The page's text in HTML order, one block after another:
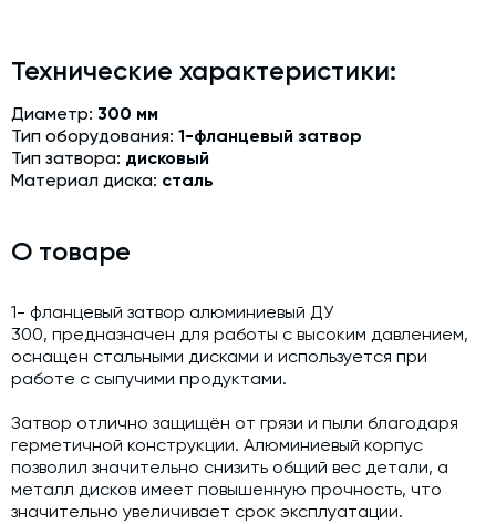
Срочная техпомощь. Онлайн-обследование и ремонт
завода
Доставка, шеф-монтаж и пуско-наладка и обучение
Автоматизированные системы управления (АСУ ТП) любой
Подбор и поставка комплектующих под любой завод
Технический аудит бетонных заводов и производств
Проектирование технологических линий,промышленных
зданий и сооружений
Технические характеристики:
Диаметр: 300 мм
Тип оборудования: 1-фланцевый затвор
Тип затвора: дисковый
Материал диска: сталь
О товаре
1- фланцевый затвор алюминиевый ДУ
300, предназначен для работы с высоким давлением,
оснащен стальными дисками и используется при
работе с сыпучими продуктами.
Затвор отлично защищён от грязи и пыли благодаря
герметичной конструкции. Алюминиевый корпус
позволил значительно снизить общий вес детали, а
металл дисков имеет повышенную прочность, что
значительно увеличивает срок эксплуатации.